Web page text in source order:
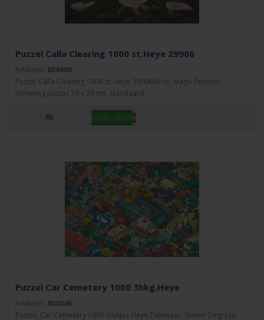
Puzzel Calla Clearing 1000 st.Heye 29906
Artikelnr: 809906
Puzzel Calla Clearing 1000 st. Heye 29906Serie, Magic Forests.
Afmeting puzzel 70 x 50 cm. Standaard..
Puzzel Car Cemetery 1000 3hkg.Heye
Artikelnr: 803046
Puzzel, Car Cemetery 1000 stukjes Heye.Tekenaar; Steven Degryse.